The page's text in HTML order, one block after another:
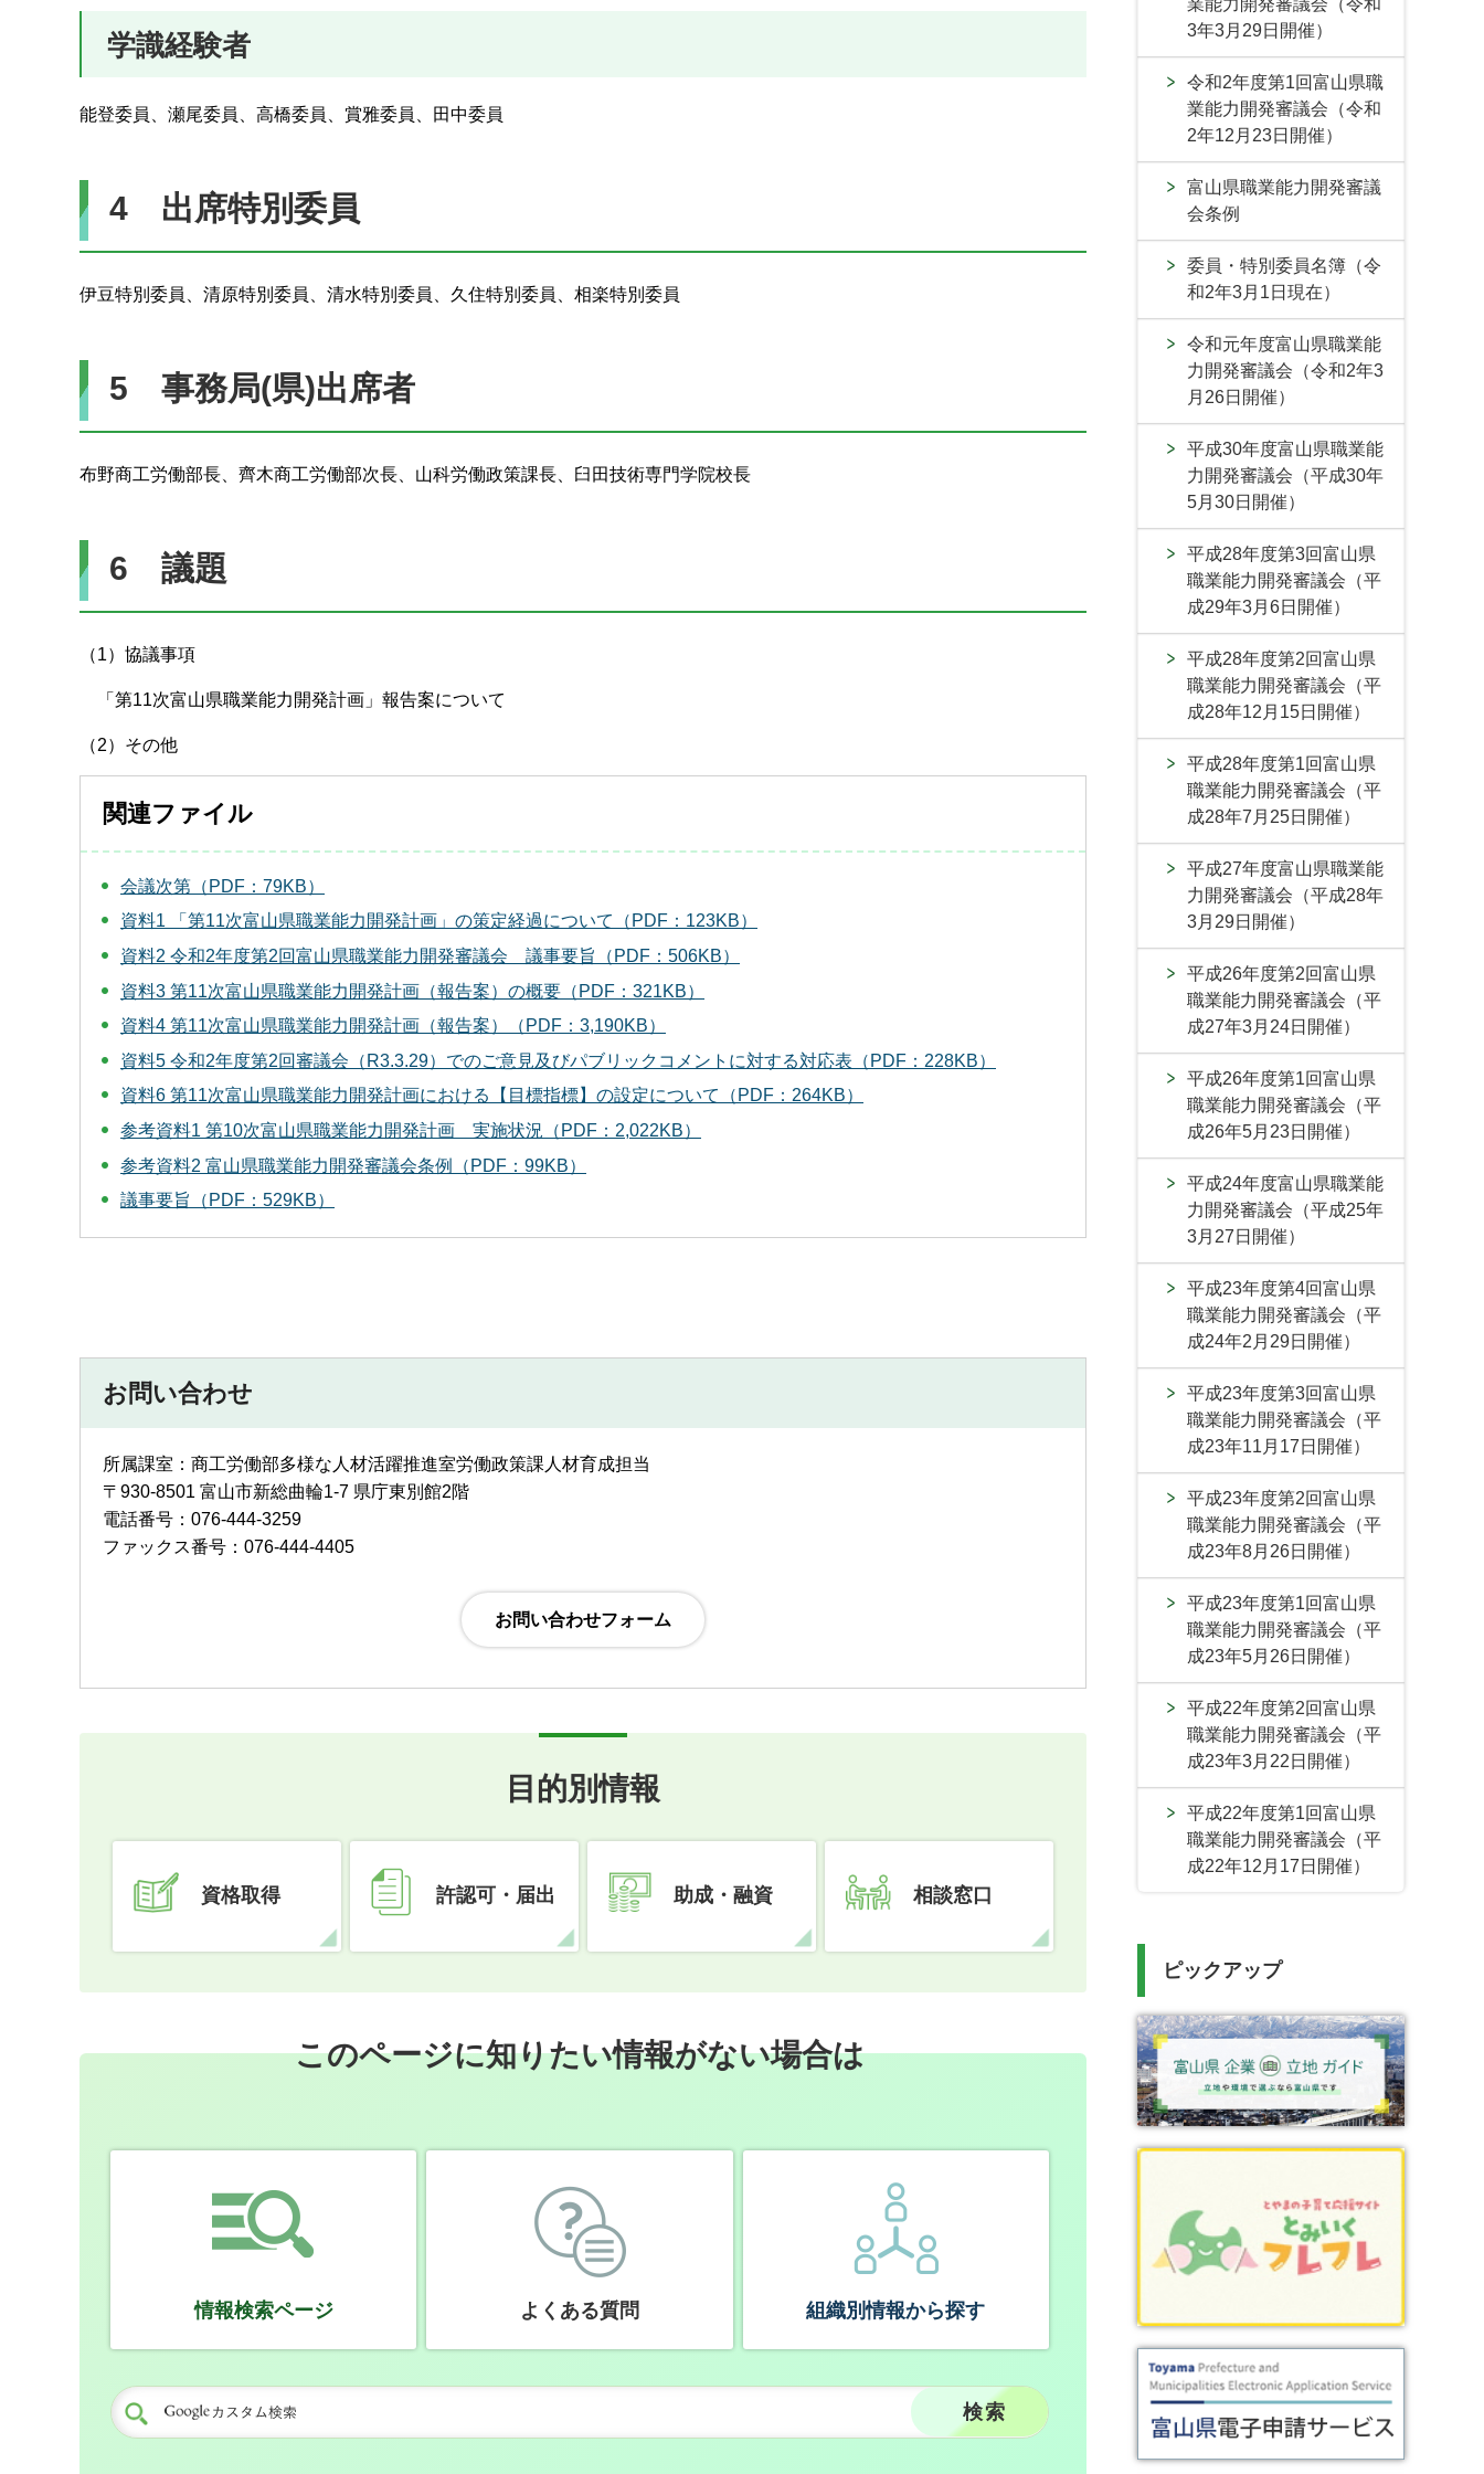
学識経験者
能登委員、瀬尾委員、高橋委員、賞雅委員、田中委員
4 出席特別委員
伊豆特別委員、清原特別委員、清水特別委員、久住特別委員、相楽特別委員
5 事務局(県)出席者
布野商工労働部長、齊木商工労働部次長、山科労働政策課長、臼田技術専門学院校長
6 議題
（1）協議事項
「第11次富山県職業能力開発計画」報告案について
（2）その他
関連ファイル
会議次第（PDF：79KB）
資料1 「第11次富山県職業能力開発計画」の策定経過について（PDF：123KB）
資料2 令和2年度第2回富山県職業能力開発審議会 議事要旨（PDF：506KB）
資料3 第11次富山県職業能力開発計画（報告案）の概要（PDF：321KB）
資料4 第11次富山県職業能力開発計画（報告案）（PDF：3,190KB）
資料5 令和2年度第2回審議会（R3.3.29）でのご意見及びパブリックコメントに対する対応表（PDF：228KB）
資料6 第11次富山県職業能力開発計画における【目標指標】の設定について（PDF：264KB）
参考資料1 第10次富山県職業能力開発計画 実施状況（PDF：2,022KB）
参考資料2 富山県職業能力開発審議会条例（PDF：99KB）
議事要旨（PDF：529KB）
お問い合わせ
所属課室：商工労働部多様な人材活躍推進室労働政策課人材育成担当
〒930-8501 富山市新総曲輪1-7 県庁東別館2階
電話番号：076-444-3259
ファックス番号：076-444-4405
目的別情報
資格取得 許認可・届出 助成・融資 相談窓口
このページに知りたい情報がない場合は
情報検索ページ よくある質問 組織別情報から探す
業能力開発審議会（令和
3年3月29日開催）
令和2年度第1回富山県職
業能力開発審議会（令和
2年12月23日開催）
富山県職業能力開発審議
会条例
委員・特別委員名簿（令
和2年3月1日現在）
令和元年度富山県職業能
力開発審議会（令和2年3
月26日開催）
平成30年度富山県職業能
力開発審議会（平成30年
5月30日開催）
平成28年度第3回富山県
職業能力開発審議会（平
成29年3月6日開催）
平成28年度第2回富山県
職業能力開発審議会（平
成28年12月15日開催）
平成28年度第1回富山県
職業能力開発審議会（平
成28年7月25日開催）
平成27年度富山県職業能
力開発審議会（平成28年
3月29日開催）
平成26年度第2回富山県
職業能力開発審議会（平
成27年3月24日開催）
平成26年度第1回富山県
職業能力開発審議会（平
成26年5月23日開催）
平成24年度富山県職業能
力開発審議会（平成25年
3月27日開催）
平成23年度第4回富山県
職業能力開発審議会（平
成24年2月29日開催）
平成23年度第3回富山県
職業能力開発審議会（平
成23年11月17日開催）
平成23年度第2回富山県
職業能力開発審議会（平
成23年8月26日開催）
平成23年度第1回富山県
職業能力開発審議会（平
成23年5月26日開催）
平成22年度第2回富山県
職業能力開発審議会（平
成23年3月22日開催）
平成22年度第1回富山県
職業能力開発審議会（平
成22年12月17日開催）
ピックアップ